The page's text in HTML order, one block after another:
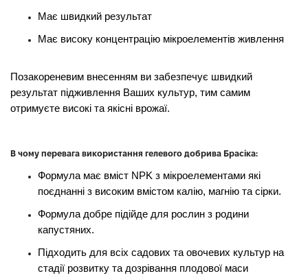
Має швидкий результат
Має високу концентрацію мікроелементів живлення
Позакореневим внесенням ви забезпечує швидкий
результат підживлення Ваших культур, тим самим
отримуєте високі та якісні врожаї.
В чому перевага використання гелевого добрива Брасіка:
Формула має вміст NPK з мікроелементами які
поєднанні з високим вмістом калію, магнію та сірки.
Формула добре підійде для рослин з родини
капустяних.
Підходить для всіх садових та овочевих культур на
стадії розвитку та дозрівання плодової маси